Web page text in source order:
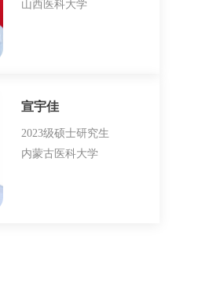
山西医科大学
宣宇佳
​2023级硕士研究生
内蒙古医科大学